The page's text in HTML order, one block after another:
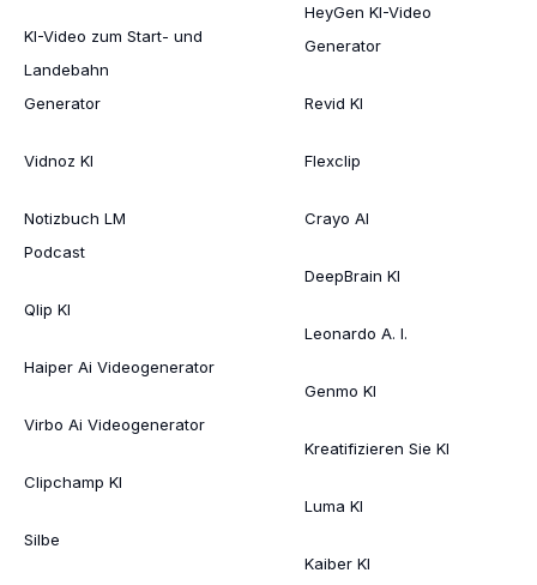
KI-Video zum Start- und
Landebahn
Generator
Vidnoz KI
Notizbuch LM
Podcast
Qlip KI
Haiper Ai Videogenerator
Virbo Ai Videogenerator
Clipchamp KI
Silbe
HeyGen KI-Video
Generator
Revid KI
Flexclip
Crayo AI
DeepBrain KI
Leonardo A. I.
Genmo KI
Kreatifizieren Sie KI
Luma KI
Kaiber KI